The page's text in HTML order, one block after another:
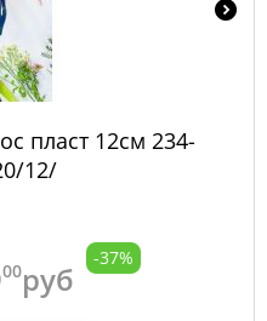
пласт 12см 234-
12/
00руб
-37%